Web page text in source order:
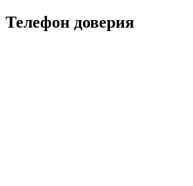
Телефон доверия